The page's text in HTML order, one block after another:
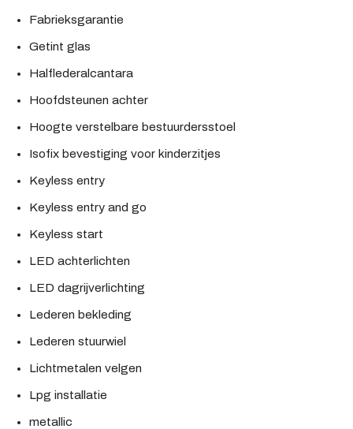
Fabrieksgarantie
Getint glas
Halflederalcantara
Hoofdsteunen achter
Hoogte verstelbare bestuurdersstoel
Isofix bevestiging voor kinderzitjes
Keyless entry
Keyless entry and go
Keyless start
LED achterlichten
LED dagrijverlichting
Lederen bekleding
Lederen stuurwiel
Lichtmetalen velgen
Lpg installatie
metallic